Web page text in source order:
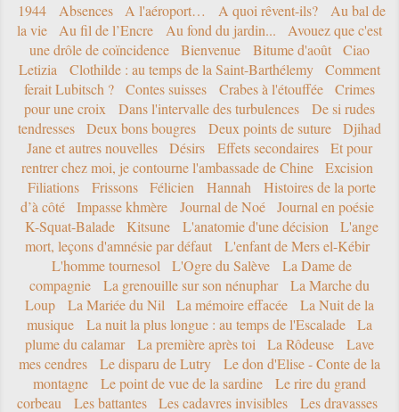
1944 Absences A l'aéroport… A quoi rêvent-ils?
Au bal de
la vie
Au fil de l’Encre Au fond du jardin...
Avouez que c'est
une drôle de coïncidence
Bienvenue Bitume d'août
Ciao
Letizia
Clothilde : au temps de la Saint-Barthélemy
Comment
ferait Lubitsch ?
Contes suisses Crabes à l'étouffée
Crimes
pour une croix
Dans l'intervalle des turbulences
De si rudes
tendresses
Deux bons bougres Deux points de suture
Djihad
Jane et autres nouvelles
Désirs Effets secondaires
Et pour
rentrer chez moi, je contourne l'ambassade de Chine
Excision
Filiations
Frissons Félicien Hannah
Histoires de la porte
d’à côté
Impasse khmère Journal de Noé
Journal en poésie
K-Squat-Balade
Kitsune L'anatomie d'une décision
L'ange
mort, leçons d'amnésie par défaut
L'enfant de Mers el-Kébir
L'homme tournesol
L'Ogre du Salève
La Dame de
compagnie
La grenouille sur son nénuphar
La Marche du
Loup
La Mariée du Nil La mémoire effacée
La Nuit de la
musique
La nuit la plus longue : au temps de l'Escalade
La
plume du calamar
La première après toi La Rôdeuse
Lave
mes cendres
Le disparu de Lutry
Le don d'Elise - Conte de la
montagne
Le point de vue de la sardine
Le rire du grand
corbeau
Les battantes Les cadavres invisibles
Les dravasses